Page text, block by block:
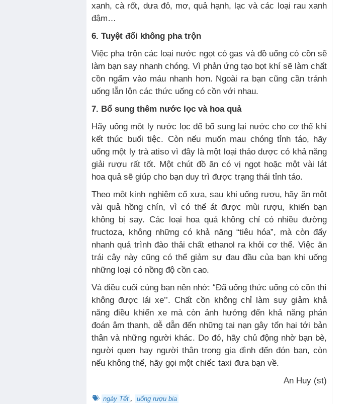
xanh, cà rốt, dưa đỏ, mơ, quả hạnh, lạc và các loại rau xanh
đậm…
6. Tuyệt đối không pha trộn
Việc pha trộn các loại nước ngọt có gas và đồ uống có cồn sẽ
làm bạn say nhanh chóng. Vì phản ứng tạo bọt khí sẽ làm chất
cồn ngấm vào máu nhanh hơn. Ngoài ra bạn cũng cần tránh
uống lẫn lộn các thức uống có cồn với nhau.
7. Bổ sung thêm nước lọc và hoa quả
Hãy uống một ly nước lọc để bổ sung lại nước cho cơ thể khi
kết thúc buổi tiệc. Còn nếu muốn mau chóng tỉnh táo, hãy
uống một ly trà atiso vì đây là một loại thảo dược có khả năng
giải rượu rất tốt. Một chút đồ ăn có vị ngọt hoặc một vài lát
hoa quả sẽ giúp cho bạn duy trì được trạng thái tỉnh táo.
Theo một kinh nghiệm cổ xưa, sau khi uống rượu, hãy ăn một
vài quả hồng chín, vì có thể át được mùi rượu, khiến bạn
không bị say. Các loại hoa quả không chỉ có nhiều đường
fructoza, không những có khả năng “tiêu hóa”, mà còn đẩy
nhanh quá trình đào thải chất ethanol ra khỏi cơ thể. Việc ăn
trái cây này cũng có thể giảm sự đau đầu của bạn khi uống
những loại có nồng độ cồn cao.
Và điều cuối cùng bạn nên nhớ: “Đã uống thức uống có cồn thì
không được lái xe’’. Chất cồn không chỉ làm suy giảm khả
năng điều khiển xe mà còn ảnh hưởng đến khả năng phán
đoán âm thanh, dễ dẫn đến những tai nạn gây tổn hại tới bản
thân và những người khác. Do đó, hãy chủ động nhờ bạn bè,
người quen hay người thân trong gia đình đến đón bạn, còn
nếu không thể, hãy gọi một chiếc taxi đưa bạn về.
An Huy (st)
ngày Tết , uống rượu bia